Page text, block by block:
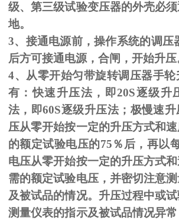
级、第三级试验变压器的外壳必
地。
3、接通电源前，操作系统的调压
后方可接通电源，合闸，开始升压
4、从零开始匀带旋转调压器手
有：快速升压法，即20S逐级升
法，即60S逐级升压法；极慢速
压从零开始按一定的升压方式和
的额定试验电压的75％后，再以
电压从零开始按一定的升压方式
需的额定试验电压，并密切注意
及被试品的情况。升压过程中或
测量仪表的指示及被试品情况异常